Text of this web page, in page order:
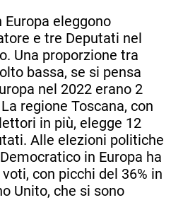
eleggono
e tre Deputati nel
Una proporzione tra
bassa, se si pensa
nel 2022 erano 2
regione Toscana, con
in più, elegge 12
Alle elezioni politiche
in Europa ha
con picchi del 36% in
Unito, che si sono